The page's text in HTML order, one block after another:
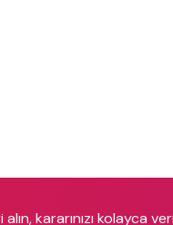
kararınızı kolayca